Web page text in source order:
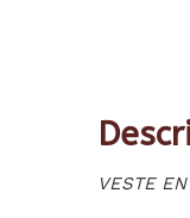
VESTE